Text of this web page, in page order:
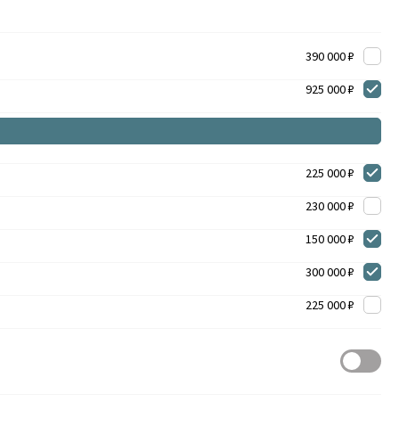
390 000 ₽
925 000 ₽
225 000 ₽
230 000 ₽
150 000 ₽
300 000 ₽
225 000 ₽